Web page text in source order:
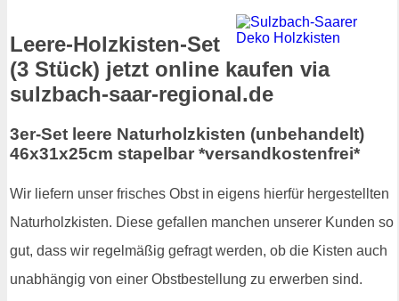
Leere-Holzkisten-Set
(3 Stück) jetzt online kaufen via
sulzbach-saar-regional.de
3er-Set leere Naturholzkisten (unbehandelt)
46x31x25cm stapelbar *versandkostenfrei*
Wir liefern unser frisches Obst in eigens hierfür hergestellten
Naturholzkisten. Diese gefallen manchen unserer Kunden so
gut, dass wir regelmäßig gefragt werden, ob die Kisten auch
unabhängig von einer Obstbestellung zu erwerben sind.